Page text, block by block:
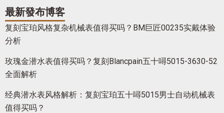
最新發布博客
复刻宝珀风格复杂机械表值得买吗？BM巨匠00235实戴体验
分析
玫瑰金潜水表值得买吗？复刻Blancpain五十噚5015-3630-52
全面解析
经典潜水表风格解析：复刻宝珀五十噚5015男士自动机械表
值得买吗？